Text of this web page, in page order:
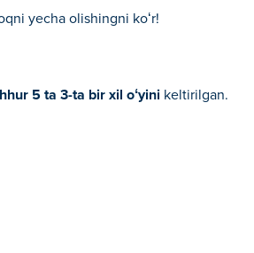
yecha olishingni koʻr!
5 ta 3-ta bir xil oʻyini keltirilgan.